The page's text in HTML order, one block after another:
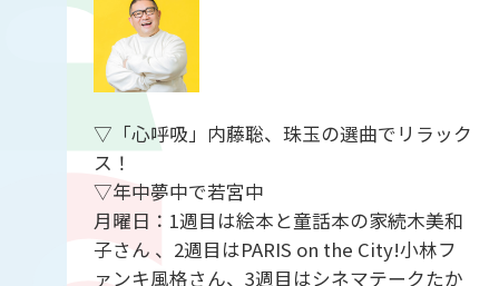
▽「心呼吸」内藤聡、珠玉の選曲でリラック
ス！
▽年中夢中で若宮中
月曜日：1週目は絵本と童話本の家続木美和
子さん 、2週目はPARIS on the City!小林フ
ァンキ風格さん、3週目はシネマテークたか